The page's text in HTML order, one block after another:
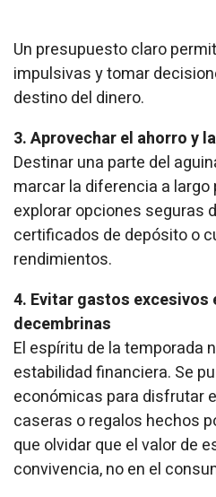
Un presupuesto claro
impulsivas y tomar
destino del dinero.
3. Aprovechar el ahorro y
Destinar una parte del
marcar la diferencia a
explorar opciones seguras
certificados de depósito o
rendimientos.
4. Evitar gastos excesivos
decembrinas
El espíritu de la temporada
estabilidad financiera. Se
económicas para disfrutar
caseras o regalos hechos
que olvidar que el valor de
convivencia, no en el